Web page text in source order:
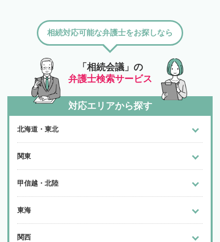
「相続会議」の
弁護士検索サービス
相続対応可能な弁護士をお探しなら
対応エリアから探す
北海道・東北
関東
甲信越・北陸
東海
関西